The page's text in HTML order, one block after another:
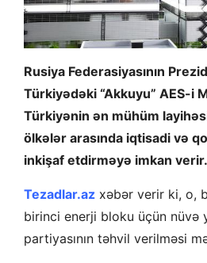
Rusiya Federasiyasının
Türkiyədəki “Akkuyu” AES-i
Türkiyənin ən mühüm
ölkələr arasında iqtisadi və
inkişaf etdirməyə imkan verir.
Tezadlar.az xəbər verir ki, o,
birinci enerji bloku üçün nüvə
partiyasının təhvil verilməsi